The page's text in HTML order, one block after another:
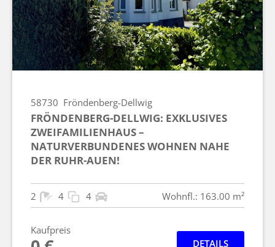
58730 Fröndenberg-Dellwig
FRÖNDENBERG-DELLWIG: EXKLUSIVES
ZWEIFAMILIENHAUS –
NATURVERBUNDENES WOHNEN NAHE
DER RUHR-AUEN!
2 4 4 Wohnfl.: 163.00 m²
Kaufpreis
DETAILS